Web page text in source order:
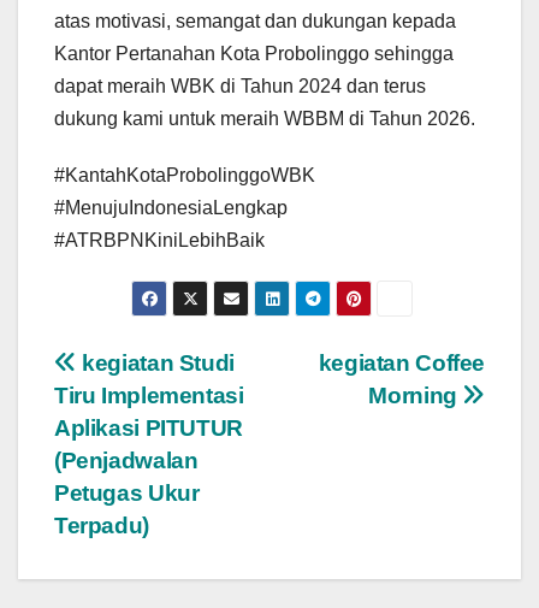
atas motivasi, semangat dan dukungan kepada
Kantor Pertanahan Kota Probolinggo sehingga
dapat meraih WBK di Tahun 2024 dan terus
dukung kami untuk meraih WBBM di Tahun 2026.
#KantahKotaProbolinggoWBK
#MenujuIndonesiaLengkap
#ATRBPNKiniLebihBaik
Post
navigation
kegiatan Coffee
Morning
kegiatan Studi
Tiru Implementasi
Aplikasi PITUTUR
(Penjadwalan
Petugas Ukur
Terpadu)